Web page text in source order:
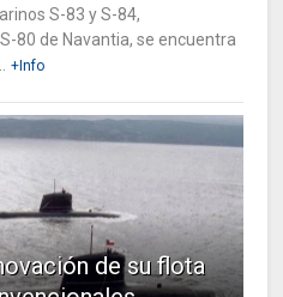
S-83 y S-84,
80 de Navantia, se encuentra
+Info
de su flota